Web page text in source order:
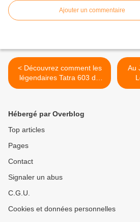
Ajouter un commentaire
< Découvrez comment les
légendaires Tatra 603 de
course reprennent vie.
Au
Hébergé par Overblog
Top articles
Pages
Contact
Signaler un abus
C.G.U.
Cookies et données personnelles